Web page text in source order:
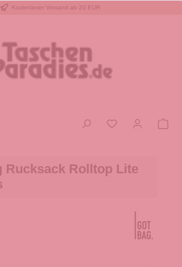
Kostenloser Versand ab 20 EUR
Rucksack Rolltop Lite